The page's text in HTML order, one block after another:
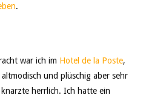
.
war ich im Hotel de la Poste,
und plüschig aber sehr
herrlich. Ich hatte ein